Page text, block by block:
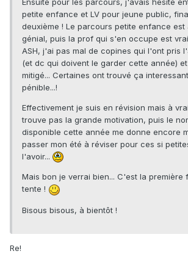
petite enfance et LV pour jeune public,
deuxième ! Le parcours petite enfance est
génial, puis la prof qui s'en occupe est
ASH, j'ai pas mal de copines qui l'ont pris
(et dc qui doivent le garder cette année)
mitigé... Certaines ont trouvé ça
pénible...!
Effectivement je suis en révision mais à
trouve pas la grande motivation, puis le
disponible cette année me donne encore
passer mon été à réviser pour ces si
l'avoir...
Mais bon je verrai bien... C'est la première
tente !
Bisous bisous, à bientôt !
Re!